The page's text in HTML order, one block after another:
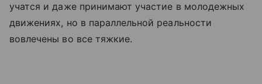
учатся и даже принимают участие в молодежных
движениях, но в параллельной реальности
вовлечены во все тяжкие.